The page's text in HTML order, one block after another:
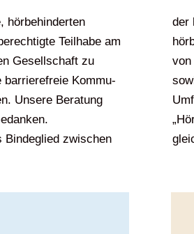
hörbehinderten
Teilhabe am
Gesellschaft zu
barrierefreie Kommu­
Unsere Beratung
zwischen
der
von
fördern. Die